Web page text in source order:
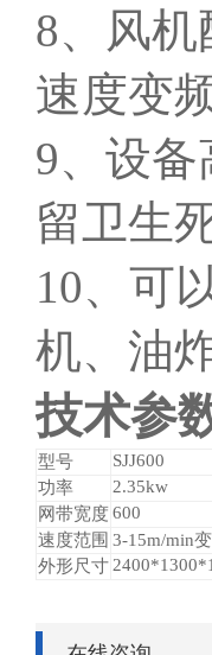
8、
风
速度变
9、 设备
留卫生
10、 可
机、油
技术参
型号
SJJ600
功率
2.35kw
网带宽度600
速度范围 3-15m/min
外形尺寸